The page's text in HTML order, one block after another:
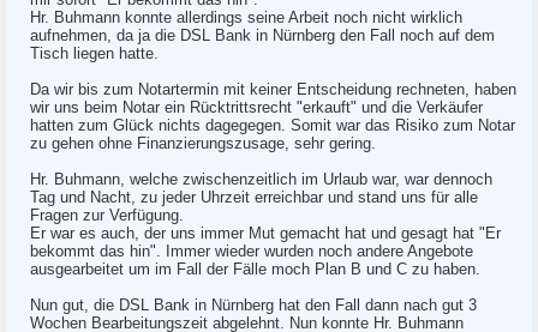
Hr. Buhmann konnte allerdings seine Arbeit noch nicht wirklich
aufnehmen, da ja die DSL Bank in Nürnberg den Fall noch auf dem
Tisch liegen hatte.
Da wir bis zum Notartermin mit keiner Entscheidung rechneten, haben
wir uns beim Notar ein Rücktrittsrecht "erkauft" und die Verkäufer
hatten zum Glück nichts dagegegen. Somit war das Risiko zum Notar
zu gehen ohne Finanzierungszusage, sehr gering.
Hr. Buhmann, welche zwischenzeitlich im Urlaub war, war dennoch
Tag und Nacht, zu jeder Uhrzeit erreichbar und stand uns für alle
Fragen zur Verfügung.
Er war es auch, der uns immer Mut gemacht hat und gesagt hat "Er
bekommt das hin". Immer wieder wurden noch andere Angebote
ausgearbeitet um im Fall der Fälle moch Plan B und C zu haben.
Nun gut, die DSL Bank in Nürnberg hat den Fall dann nach gut 3
Wochen Bearbeitungszeit abgelehnt. Nun konnte Hr. Buhmann